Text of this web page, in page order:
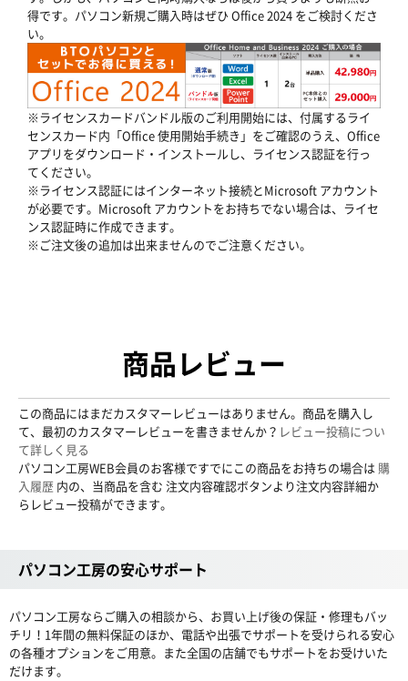
得です。パソコン新規ご購入時はぜひ Office 2024 をご検討くださ
い。
※ライセンスカードバンドル版のご利用開始には、付属するライ
センスカード内「Office 使用開始手続き」をご確認のうえ、Office
アプリをダウンロード・インストールし、ライセンス認証を行っ
てください。
※ライセンス認証にはインターネット接続とMicrosoft アカウント
が必要です。Microsoft アカウントをお持ちでない場合は、ライセ
ンス認証時に作成できます。
※ご注文後の追加は出来ませんのでご注意ください。
商品レビュー
この商品にはまだカスタマーレビューはありません。商品を購入し
て、最初のカスタマーレビューを書きませんか？ レビュー投稿につい
て詳しく見る
パソコン工房WEB会員のお客様ですでにこの商品をお持ちの場合は 購
入履歴 内の、当商品を含む 注文内容確認ボタンより注文内容詳細か
らレビュー投稿ができます。
パソコン工房の安心サポート
パソコン工房ならご購入の相談から、お買い上げ後の保証・修理もバッ
チリ！1年間の無料保証のほか、電話や出張でサポートを受けられる安心
の各種オプションをご用意。また全国の店舗でもサポートをお受けいた
だけます。